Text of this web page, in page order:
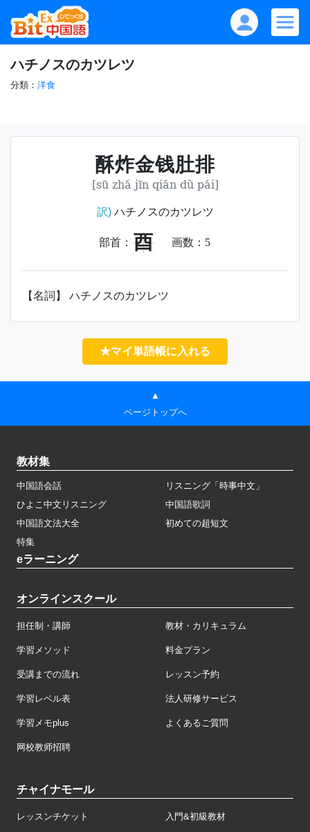
ハチノスのカツレツ
分類： 洋食
酥炸金钱肚排
[sū zhá jīn qián dù pái]
訳)ハチノスのカツレツ
部首： 酉 画数： 5
【名詞】 ハチノスのカツレツ
★マイ単語帳に入れる
▲
ページトップへ
教材集
中国語会話
リスニング「時事中文」
ひよこ中文リスニング
中国語歌詞
中国語文法大全
初めての超短文
特集
eラーニング
オンラインスクール
担任制・講師 教材・カリキュラム
学習メソッド 料金プラン
受講までの流れ レッスン予約
学習レベル表 法人研修サービス
学習メモplus よくあるご質問
网校教师招聘
チャイナモール
レッスンチケット 入門&初級教材